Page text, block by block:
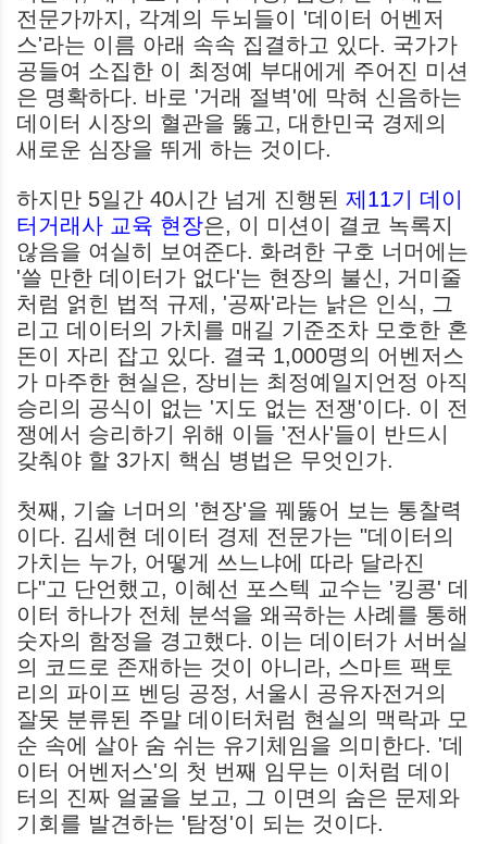
전문가까지, 각계의 두뇌들이 '데이터 어벤저
스'라는 이름 아래 속속 집결하고 있다. 국가가
공들여 소집한 이 최정예 부대에게 주어진 미션
은 명확하다. 바로 '거래 절벽'에 막혀 신음하는
데이터 시장의 혈관을 뚫고, 대한민국 경제의
새로운 심장을 뛰게 하는 것이다.
하지만 5일간 40시간 넘게 진행된 제11기 데이
터거래사 교육 현장은, 이 미션이 결코 녹록지
않음을 여실히 보여준다. 화려한 구호 너머에는
'쓸 만한 데이터가 없다'는 현장의 불신, 거미줄
처럼 얽힌 법적 규제, '공짜'라는 낡은 인식, 그
리고 데이터의 가치를 매길 기준조차 모호한 혼
돈이 자리 잡고 있다. 결국 1,000명의 어벤저스
가 마주한 현실은, 장비는 최정예일지언정 아직
승리의 공식이 없는 '지도 없는 전쟁'이다. 이 전
쟁에서 승리하기 위해 이들 '전사'들이 반드시
갖춰야 할 3가지 핵심 병법은 무엇인가.
첫째, 기술 너머의 '현장'을 꿰뚫어 보는 통찰력
이다. 김세현 데이터 경제 전문가는 "데이터의
가치는 누가, 어떻게 쓰느냐에 따라 달라진
다"고 단언했고, 이혜선 포스텍 교수는 '킹콩' 데
이터 하나가 전체 분석을 왜곡하는 사례를 통해
숫자의 함정을 경고했다. 이는 데이터가 서버실
의 코드로 존재하는 것이 아니라, 스마트 팩토
리의 파이프 벤딩 공정, 서울시 공유자전거의
잘못 분류된 주말 데이터처럼 현실의 맥락과 모
순 속에 살아 숨 쉬는 유기체임을 의미한다. '데
이터 어벤저스'의 첫 번째 임무는 이처럼 데이
터의 진짜 얼굴을 보고, 그 이면의 숨은 문제와
기회를 발견하는 '탐정'이 되는 것이다.